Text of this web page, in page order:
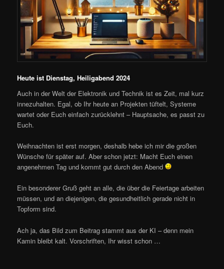
Heute ist Dienstag, Heiligabend 2024
Auch in der Welt der Elektronik und Technik ist es Zeit, mal kurz
innezuhalten. Egal, ob Ihr heute an Projekten tüftelt, Systeme
wartet oder Euch einfach zurücklehnt – Hauptsache, es passt zu
Euch.
Weihnachten ist erst morgen, deshalb hebe ich mir die großen
Wünsche für später auf. Aber schon jetzt: Macht Euch einen
angenehmen Tag und kommt gut durch den Abend
Ein besonderer Gruß geht an alle, die über die Feiertage arbeiten
müssen, und an diejenigen, die gesundheitlich gerade nicht in
Topform sind.
Ach ja, das Bild zum Beitrag stammt aus der KI – denn mein
Kamin bleibt kalt. Vorschriften, Ihr wisst schon …